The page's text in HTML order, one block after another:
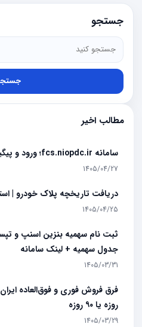
جستجو
مطالب اخیر
سامانه fcs.niopdc.ir؛ ورود و پیگیری درخواست کارت سوخت
1405/04/27
دریافت تاریخچه پلاک خودرو |
1405/04/25
جدول سهمیه + لینک سامانه
1405/03/31
روزه یا ۹۰ روزه
1405/03/29